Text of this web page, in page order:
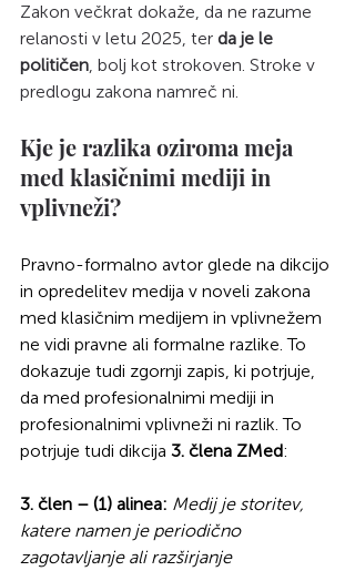
Zakon večkrat dokaže, da ne razume
relanosti v letu 2025, ter da je le
političen, bolj kot strokoven. Stroke v
predlogu zakona namreč ni.
Kje je razlika oziroma meja
med klasičnimi mediji in
vplivneži?
Pravno-formalno avtor glede na dikcijo
in opredelitev medija v noveli zakona
med klasičnim medijem in vplivnežem
ne vidi pravne ali formalne razlike. To
dokazuje tudi zgornji zapis, ki potrjuje,
da med profesionalnimi mediji in
profesionalnimi vplivneži ni razlik. To
potrjuje tudi dikcija 3. člena ZMed:
3. člen – (1) alinea: Medij je storitev,
katere namen je periodično
zagotavljanje ali razširjanje